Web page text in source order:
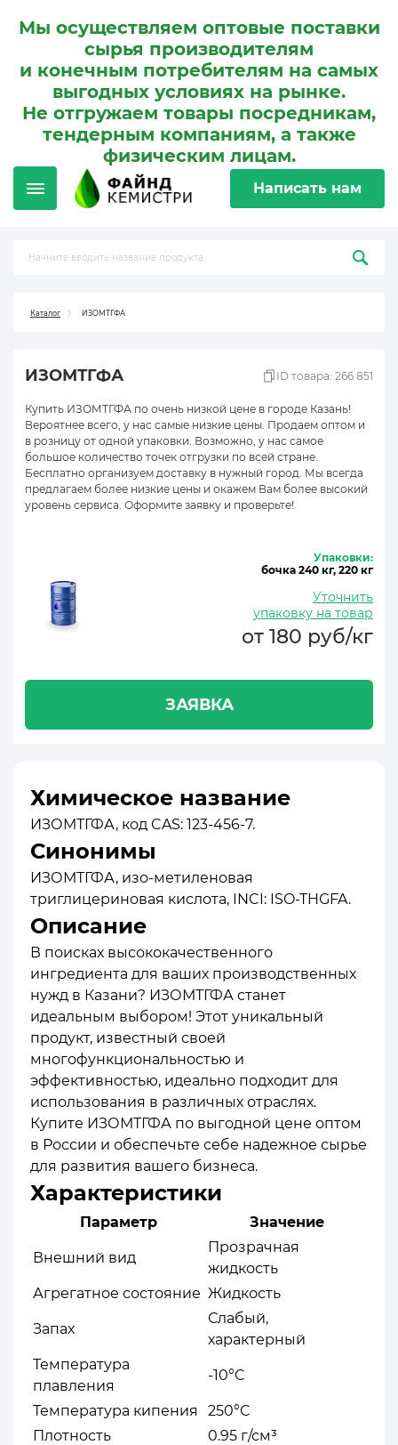
Мы осуществляем оптовые поставки
сырья производителям
и конечным потребителям на самых
выгодных условиях на рынке.
Не отгружаем товары посредникам,
тендерным компаниям, а также
физическим лицам.
Написать нам
Каталог ИЗОМТГФА
ИЗОМТГФА ID товара: 266 851
Купить ИЗОМТГФА по очень низкой цене в городе Казань!
Вероятнее всего, у нас самые низкие цены. Продаем оптом и
в розницу от одной упаковки. Возможно, у нас самое
большое количество точек отгрузки по всей стране.
Бесплатно организуем доставку в нужный город. Мы всегда
предлагаем более низкие цены и окажем Вам более высокий
уровень сервиса. Оформите заявку и проверьте!
Упаковки:
бочка 240 кг, 220 кг
Уточнить
упаковку на товар
от 180 руб/кг
ЗАЯВКА
Химическое название
ИЗОМТГФА, код CAS: 123-456-7.
Синонимы
ИЗОМТГФА, изо-метиленовая
триглицериновая кислота, INCI: ISO-THGFA.
Описание
В поисках высококачественного
ингредиента для ваших производственных
нужд в Казани? ИЗОМТГФА станет
идеальным выбором! Этот уникальный
продукт, известный своей
многофункциональностью и
эффективностью, идеально подходит для
использования в различных отраслях.
Купите ИЗОМТГФА по выгодной цене оптом
в России и обеспечьте себе надежное сырье
для развития вашего бизнеса.
Характеристики
Параметр Значение
Внешний вид
Прозрачная
жидкость
Агрегатное состояние Жидкость
Запах
Слабый,
характерный
Температура
плавления
-10°C
Температура кипения
250°C
Плотность
0.95 г/см³